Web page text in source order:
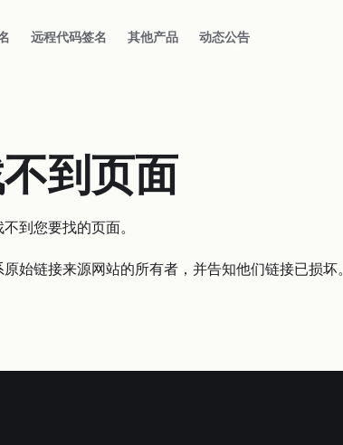
远程代码签名 其他产品 动态公告
到页面
到您要找的页面。
始链接来源网站的所有者，并告知他们链接已损坏。